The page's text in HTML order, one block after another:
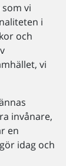
vi
i
och
vi
invånare,
en
idag och